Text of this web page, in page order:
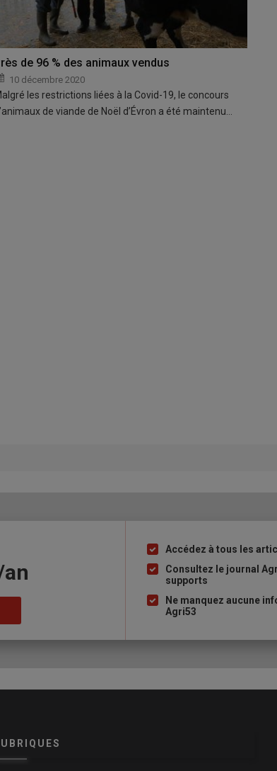
de 96 % des animaux vendus
10 décembre 2020
les restrictions liées à la Covid-19, le concours
de viande de Noël d’Évron a été maintenu…
Liste
à
puce
Accédez à tous les
Consultez le journal
supports
Ne manquez aucune
Agri53